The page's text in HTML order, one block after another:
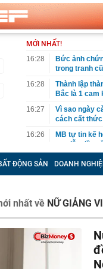
MỚI NHẤT!
16:28
Bức ảnh
trong tranh
16:28
Thành lập
Bắc là 1 cam
16:27
Vì sao ngày
cách cất thức
16:26
MB tự tin kế
tục dẫn đầu
13% +/-2%
Vượt Thái
ngược tình
16:18
Mỹ đánh giá
tục mà không
16:16
Mốc quan
hoàn thiện
ĐỘNG SẢN DOANH
nhất về NỮ GIẢNG